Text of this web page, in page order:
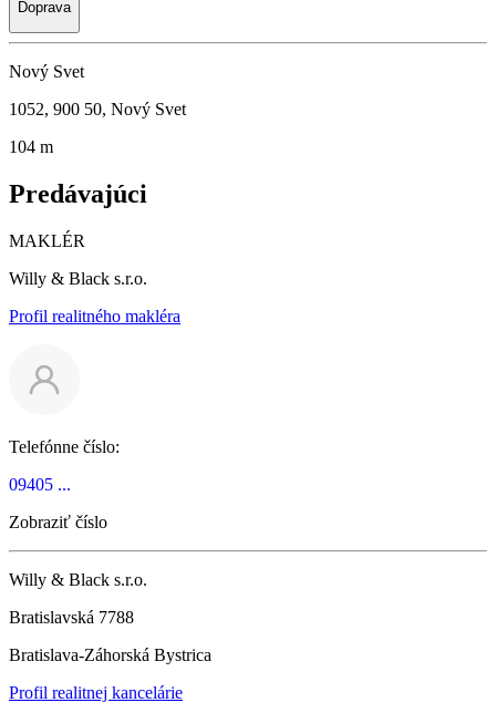
Doprava
Nový Svet
1052, 900 50, Nový Svet
104 m
Predávajúci
MAKLÉR
Willy & Black s.r.o.
Profil realitného makléra
Telefónne číslo:
09405 ...
Zobraziť číslo
Willy & Black s.r.o.
Bratislavská 7788
Bratislava-Záhorská Bystrica
Profil realitnej kancelárie